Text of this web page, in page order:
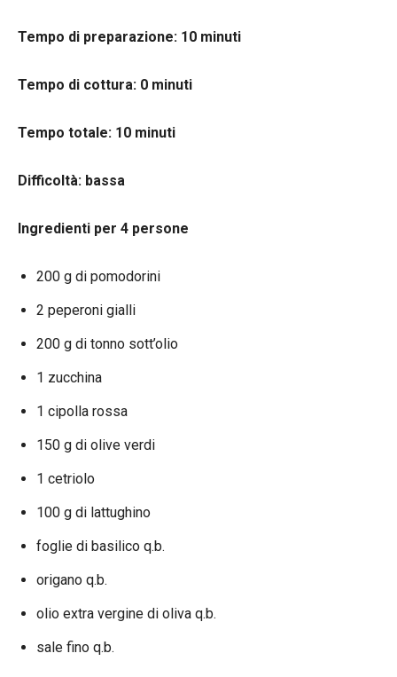
Tempo di preparazione: 10 minuti
Tempo di cottura: 0 minuti
Tempo totale: 10 minuti
Difficoltà: bassa
Ingredienti per 4 persone
200 g di pomodorini
2 peperoni gialli
200 g di tonno sott’olio
1 zucchina
1 cipolla rossa
150 g di olive verdi
1 cetriolo
100 g di lattughino
foglie di basilico q.b.
origano q.b.
olio extra vergine di oliva q.b.
sale fino q.b.